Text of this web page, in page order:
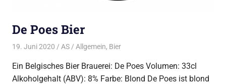
De Poes Bier
19. Juni 2020 AS Allgemein, Bier
Ein Belgisches Bier Brauerei: De Poes Volumen: 33cl
Alkoholgehalt (ABV): 8% Farbe: Blond De Poes ist blond